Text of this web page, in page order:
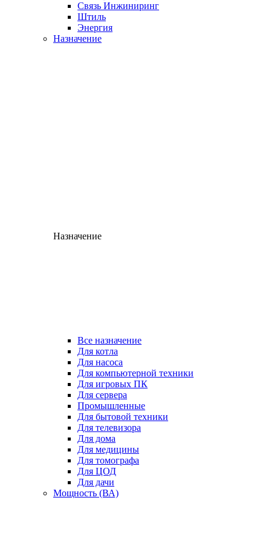
Связь Инжиниринг
Штиль
Энергия
Назначение
Назначение
Все назначение
Для котла
Для насоса
Для компьютерной техники
Для игровых ПК
Для сервера
Промышленные
Для бытовой техники
Для телевизора
Для дома
Для медицины
Для томографа
Для ЦОД
Для дачи
Мощность (ВА)